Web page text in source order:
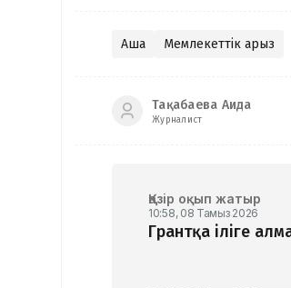
Ақша Мемлекеттік қарыз
Тақабаева Аида
Журналист
Қазір оқып жатыр
10:58, 08 Тамыз 2026
Грантқа іліге